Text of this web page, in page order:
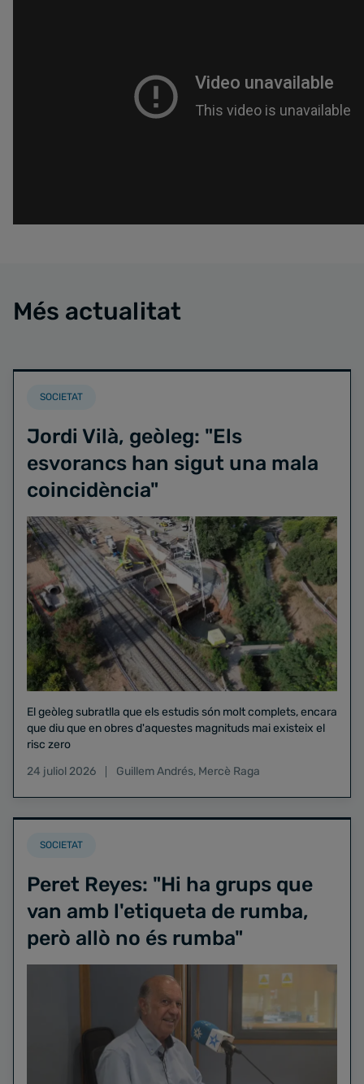
Més actualitat
SOCIETAT
Jordi Vilà, geòleg: "Els
esvorancs han sigut una mala
coincidència"
El geòleg subratlla que els estudis són molt complets, encara
que diu que en obres d'aquestes magnituds mai existeix el
risc zero
24 juliol 2026
Guillem Andrés, Mercè Raga
SOCIETAT
Peret Reyes: "Hi ha grups que
van amb l'etiqueta de rumba,
però allò no és rumba"